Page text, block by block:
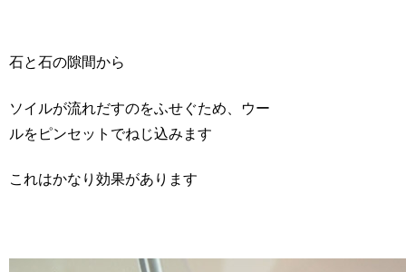
石と石の隙間から
ソイルが流れだすのをふせぐため、ウー
ルをピンセットでねじ込みます
これはかなり効果があります